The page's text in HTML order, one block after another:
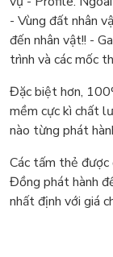
- Vùng đất nhân
đến nhân vật!! -
trình và các mốc
Đặc biệt hơn,
mềm cực kì chất
nào từng phát
Các tấm thẻ
Đồng phát hành
nhất định với giá